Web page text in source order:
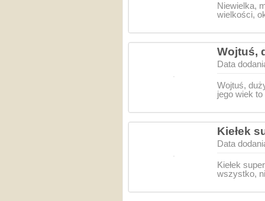
Niewielka,
wielkości,
Wojtuś,
Data
Wojtuś,
jego wiek
Kiełek
Data
Kiełek
wszystko,